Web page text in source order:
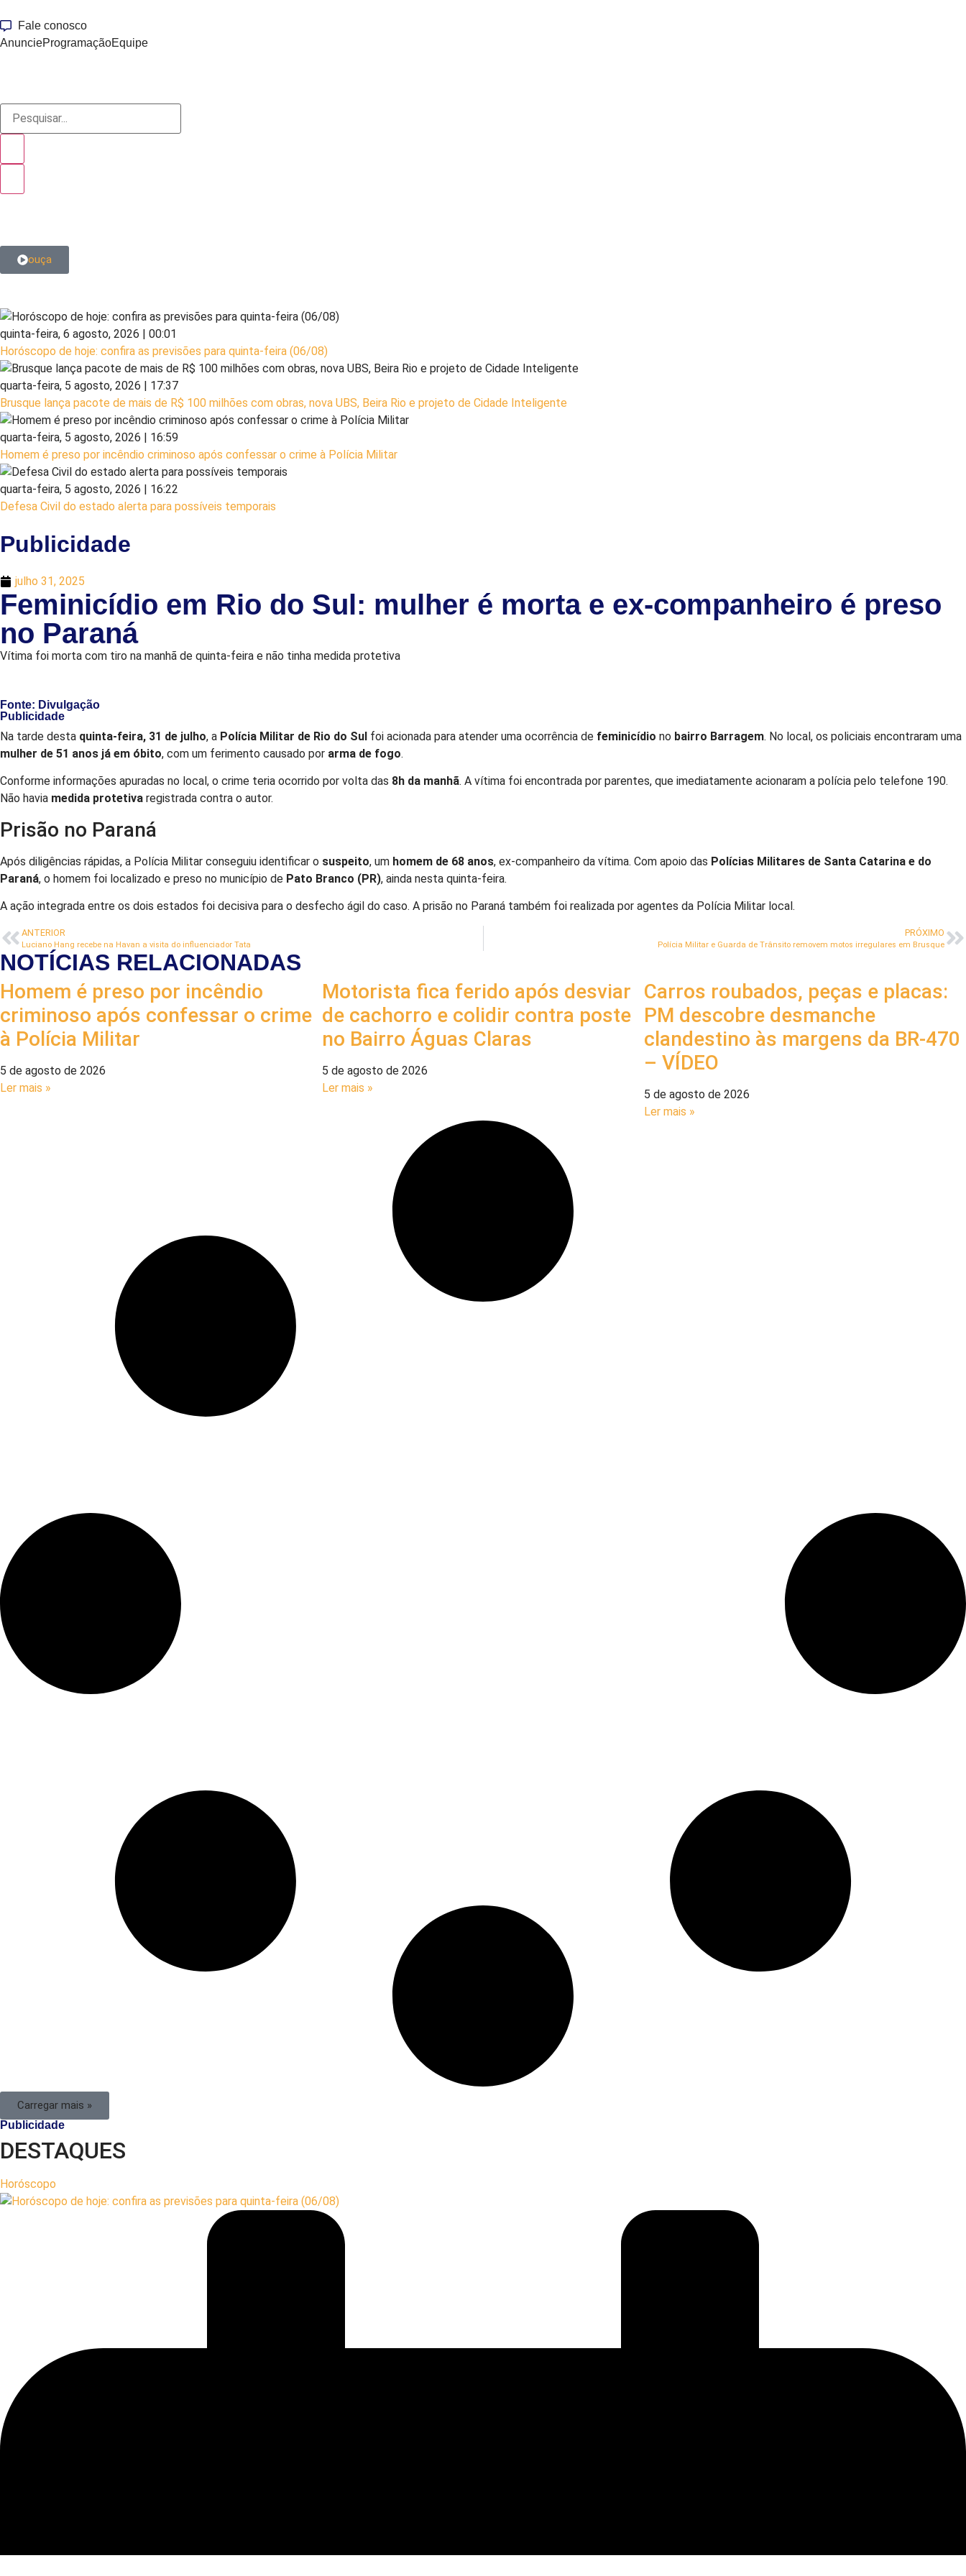
Fale conosco
AnuncieProgramaçãoEquipe
ouça
quinta-feira, 6 agosto, 2026 | 00:01
Horóscopo de hoje: confira as previsões para quinta-feira (06/08)
quarta-feira, 5 agosto, 2026 | 17:37
Brusque lança pacote de mais de R$ 100 milhões com obras, nova UBS, Beira Rio e projeto de Cidade Inteligente
quarta-feira, 5 agosto, 2026 | 16:59
Homem é preso por incêndio criminoso após confessar o crime à Polícia Militar
quarta-feira, 5 agosto, 2026 | 16:22
Defesa Civil do estado alerta para possíveis temporais
Publicidade
julho 31, 2025
Feminicídio em Rio do Sul: mulher é morta e ex-companheiro é preso
no Paraná
Vítima foi morta com tiro na manhã de quinta-feira e não tinha medida protetiva
Fonte: Divulgação
Publicidade
Na tarde desta quinta-feira, 31 de julho, a Polícia Militar de Rio do Sul foi acionada para atender uma ocorrência de feminicídio no bairro Barragem. No local, os policiais encontraram uma
mulher de 51 anos já em óbito, com um ferimento causado por arma de fogo.
Conforme informações apuradas no local, o crime teria ocorrido por volta das 8h da manhã. A vítima foi encontrada por parentes, que imediatamente acionaram a polícia pelo telefone 190.
Não havia medida protetiva registrada contra o autor.
Prisão no Paraná
Após diligências rápidas, a Polícia Militar conseguiu identificar o suspeito, um homem de 68 anos, ex-companheiro da vítima. Com apoio das Polícias Militares de Santa Catarina e do
Paraná, o homem foi localizado e preso no município de Pato Branco (PR), ainda nesta quinta-feira.
A ação integrada entre os dois estados foi decisiva para o desfecho ágil do caso. A prisão no Paraná também foi realizada por agentes da Polícia Militar local.
ANTERIOR
Luciano Hang recebe na Havan a visita do influenciador Tata
PRÓXIMO
Polícia Militar e Guarda de Trânsito removem motos irregulares em Brusque
NOTÍCIAS RELACIONADAS
Homem é preso por incêndio
criminoso após confessar o crime
à Polícia Militar
5 de agosto de 2026
Ler mais »
Motorista fica ferido após desviar
de cachorro e colidir contra poste
no Bairro Águas Claras
5 de agosto de 2026
Ler mais »
Carros roubados, peças e placas:
PM descobre desmanche
clandestino às margens da BR-470
– VÍDEO
5 de agosto de 2026
Ler mais »
Carregar mais »
Publicidade
DESTAQUES
Horóscopo